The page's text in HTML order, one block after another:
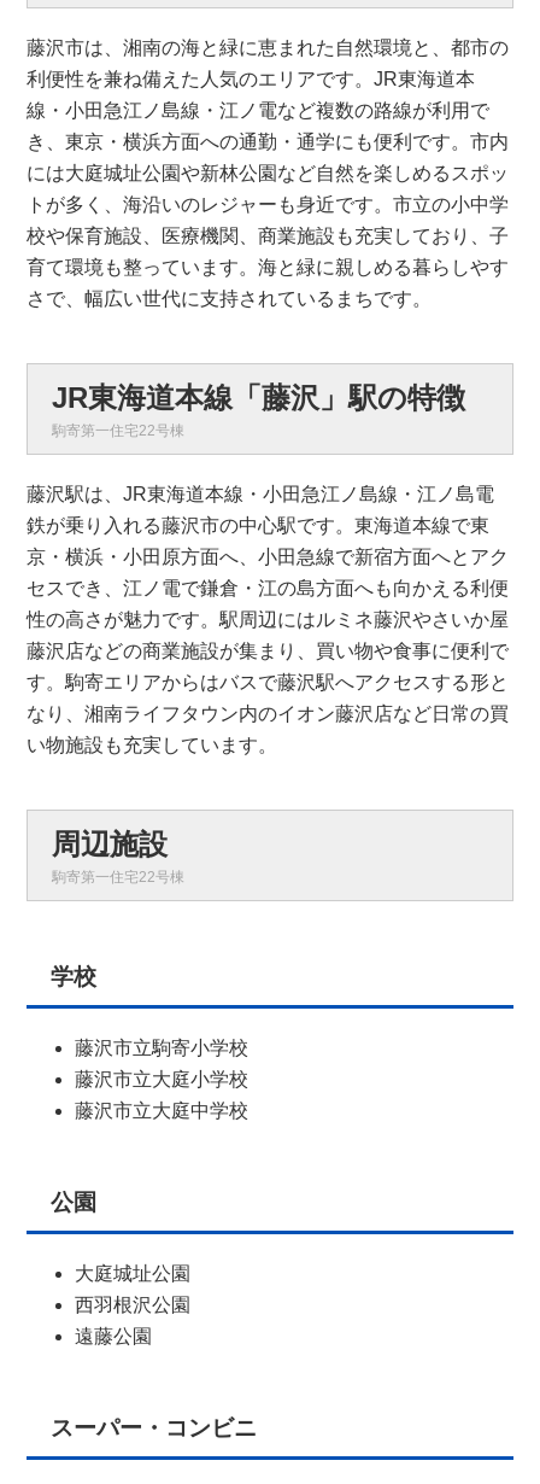
藤沢市は、湘南の海と緑に恵まれた自然環境と、都市の
利便性を兼ね備えた人気のエリアです。JR東海道本
線・小田急江ノ島線・江ノ電など複数の路線が利用で
き、東京・横浜方面への通勤・通学にも便利です。市内
には大庭城址公園や新林公園など自然を楽しめるスポッ
トが多く、海沿いのレジャーも身近です。市立の小中学
校や保育施設、医療機関、商業施設も充実しており、子
育て環境も整っています。海と緑に親しめる暮らしやす
さで、幅広い世代に支持されているまちです。
JR東海道本線「藤沢」駅の特徴
駒寄第一住宅22号棟
藤沢駅は、JR東海道本線・小田急江ノ島線・江ノ島電
鉄が乗り入れる藤沢市の中心駅です。東海道本線で東
京・横浜・小田原方面へ、小田急線で新宿方面へとアク
セスでき、江ノ電で鎌倉・江の島方面へも向かえる利便
性の高さが魅力です。駅周辺にはルミネ藤沢やさいか屋
藤沢店などの商業施設が集まり、買い物や食事に便利で
す。駒寄エリアからはバスで藤沢駅へアクセスする形と
なり、湘南ライフタウン内のイオン藤沢店など日常の買
い物施設も充実しています。
周辺施設
駒寄第一住宅22号棟
学校
藤沢市立駒寄小学校
藤沢市立大庭小学校
藤沢市立大庭中学校
公園
大庭城址公園
西羽根沢公園
遠藤公園
スーパー・コンビニ